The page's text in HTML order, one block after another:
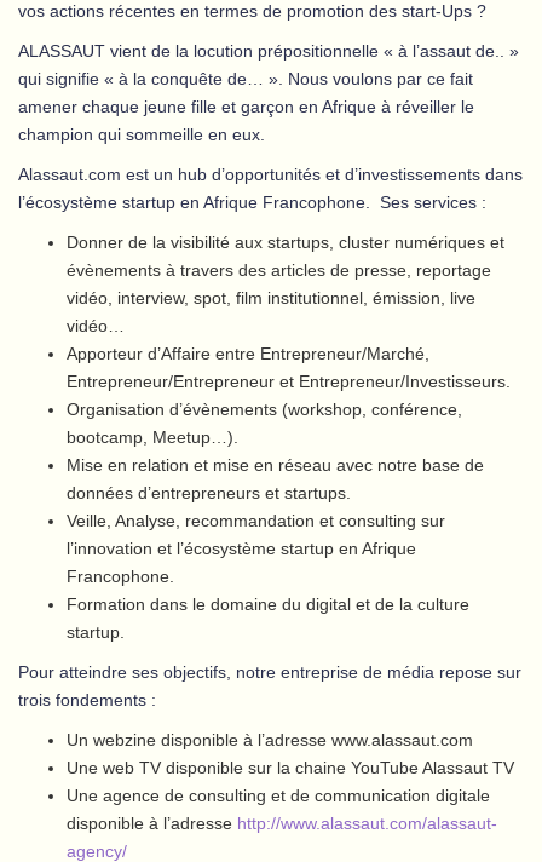
vos actions récentes en termes de promotion des start-Ups ?
ALASSAUT vient de la locution prépositionnelle « à l’assaut de.. »
qui signifie « à la conquête de… ». Nous voulons par ce fait
amener chaque jeune fille et garçon en Afrique à réveiller le
champion qui sommeille en eux.
Alassaut.com est un hub d’opportunités et d’investissements dans
l’écosystème startup en Afrique Francophone. Ses services :
Donner de la visibilité aux startups, cluster numériques et
évènements à travers des articles de presse, reportage
vidéo, interview, spot, film institutionnel, émission, live
vidéo…
Apporteur d’Affaire entre Entrepreneur/Marché,
Entrepreneur/Entrepreneur et Entrepreneur/Investisseurs.
Organisation d’évènements (workshop, conférence,
bootcamp, Meetup…).
Mise en relation et mise en réseau avec notre base de
données d’entrepreneurs et startups.
Veille, Analyse, recommandation et consulting sur
l’innovation et l’écosystème startup en Afrique
Francophone.
Formation dans le domaine du digital et de la culture
startup.
Pour atteindre ses objectifs, notre entreprise de média repose sur
trois fondements :
Un webzine disponible à l’adresse www.alassaut.com
Une web TV disponible sur la chaine YouTube Alassaut TV
Une agence de consulting et de communication digitale
disponible à l’adresse http://www.alassaut.com/alassaut-
agency/